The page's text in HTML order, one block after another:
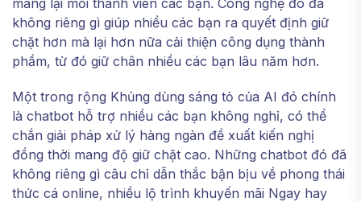
không riêng gì giúp nhiều các bạn ra quyết định giữ
chặt hơn mà lại hơn nữa cải thiện công dụng thành
phầm, từ đó giữ chân nhiều các bạn lâu năm hơn.
Một trong rộng Khủng dùng sáng tỏ của AI đó chính
là chatbot hỗ trợ nhiều các bạn không nghỉ, có thể
chắn giải pháp xử lý hàng ngàn đề xuất kiến nghị
đồng thời mang độ giữ chặt cao. Những chatbot đó đã
không riêng gì câu chỉ dẫn thắc bận bịu về phong thái
thức cá online, nhiều lộ trình khuyến mãi Ngay hay